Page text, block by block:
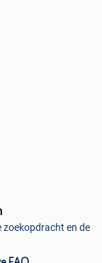
zoekopdracht en de